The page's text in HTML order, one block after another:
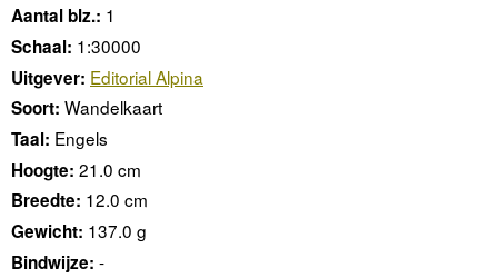
Aantal blz.: 1
Schaal: 1:30000
Uitgever: Editorial Alpina
Soort: Wandelkaart
Taal: Engels
Hoogte: 21.0 cm
Breedte: 12.0 cm
Gewicht: 137.0 g
Bindwijze: -